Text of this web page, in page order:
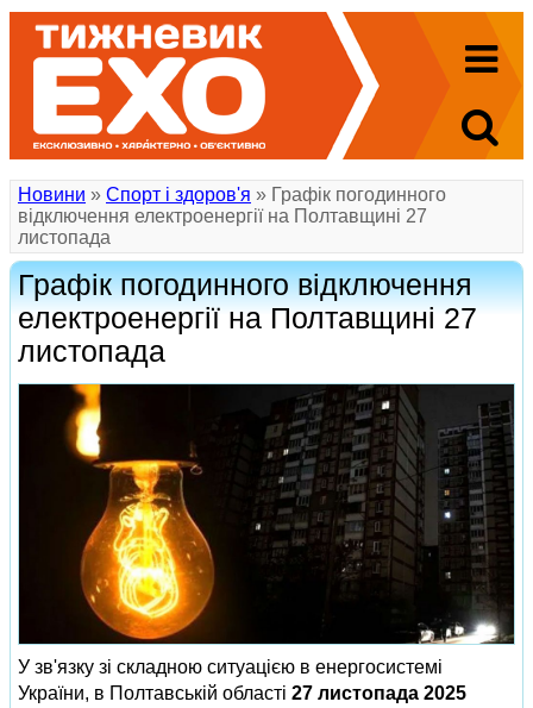
Новини » Спорт і здоров'я » Графік погодинного
відключення електроенергії на Полтавщині 27
листопада
Графік погодинного відключення
електроенергії на Полтавщині 27
листопада
У зв'язку зі складною ситуацією в енергосистемі
України, в Полтавській області 27 листопада 2025